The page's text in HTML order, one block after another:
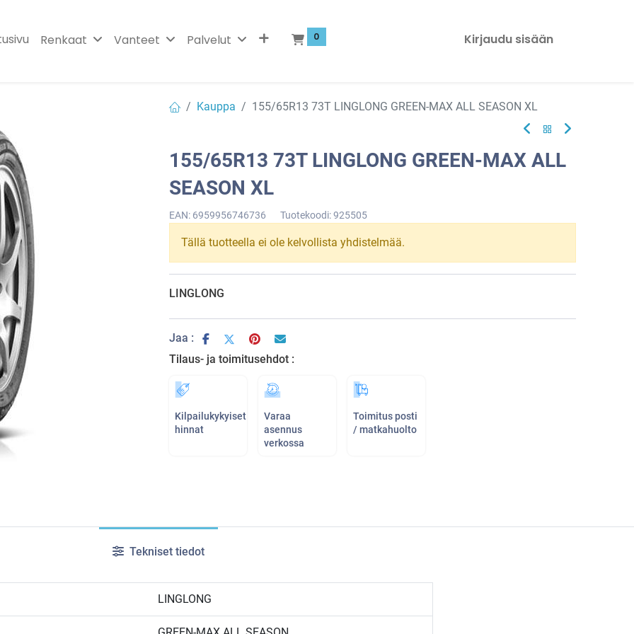
Renkaat Vanteet Palvelut 0 Kirjaudu sisään
Kauppa 155/65R13 73T LINGLONG GREEN-MAX ALL SEASON XL
155/65R13 73T LINGLONG GREEN-MAX ALL
SEASON XL
EAN: 6959956746736 Tuotekoodi:925505
Tällä tuotteella ei ole kelvollista yhdistelmää.
LINGLONG
Jaa :
Tilaus- ja toimitusehdot :
Kilpailukykyiset
hinnat
Varaa
asennus
verkossa
Toimitus posti
/ matkahuolto
Tekniset tiedot
LINGLONG